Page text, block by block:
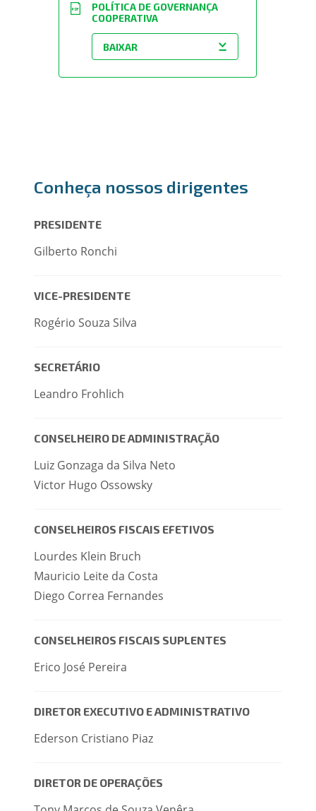
POLÍTICA DE GOVERNANÇA
COOPERATIVA
PDF
Conheça nossos dirigentes
PRESIDENTE
Gilberto Ronchi
VICE-PRESIDENTE
Rogério Souza Silva
SECRETÁRIO
Leandro Frohlich
CONSELHEIRO DE ADMINISTRAÇÃO
Luiz Gonzaga da Silva Neto
Victor Hugo Ossowsky
CONSELHEIROS FISCAIS EFETIVOS
Lourdes Klein Bruch
Mauricio Leite da Costa
Diego Correa Fernandes
CONSELHEIROS FISCAIS SUPLENTES
Erico José Pereira
DIRETOR EXECUTIVO E ADMINISTRATIVO
Ederson Cristiano Piaz
DIRETOR DE OPERAÇÕES